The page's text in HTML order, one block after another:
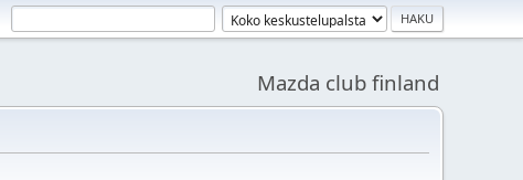
Mazda club finland